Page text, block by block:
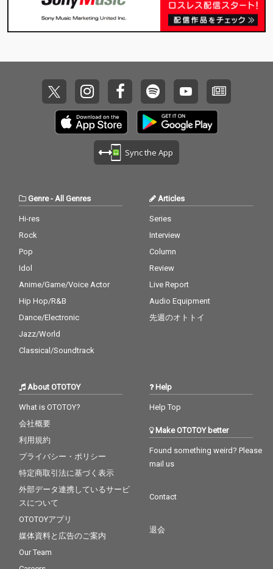
Sync the App
Genre- All Genres
Hi-res
Rock
Pop
Idol
Anime/Game/Voice Actor
Hip Hop/R&B
Dance/Electronic
Jazz/World
Classical/Soundtrack
Articles
Series
Interview
Column
Review
Live Report
Audio Equipment
先週のオトトイ
About OTOTOY
What is OTOTOY?
会社概要
利用規約
プライバシー・ポリシー
特定商取引法に基づく表示
外部データ連携しているサービ
スについて
OTOTOYアプリ
媒体資料と広告のご案内
Our Team
Help
Help Top
Make OTOTOY better
Found something weird? Please
mail us
Contact
退会